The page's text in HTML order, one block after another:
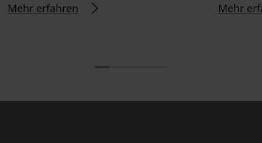
Mehr erfahren
Mehr